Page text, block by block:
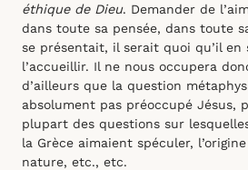
éthique de Dieu. Demander de
dans toute sa pensée, dans toute
se présentait, il serait quoi qu’il en
l’accueillir. Il ne nous occupera
d’ailleurs que la question
absolument pas préoccupé Jésus,
plupart des questions sur
la Grèce aimaient spéculer,
nature, etc., etc.